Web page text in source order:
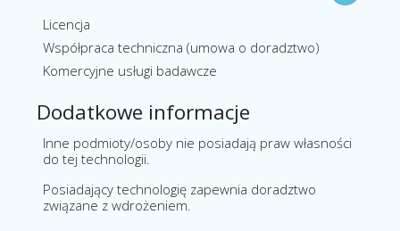
Licencja
Współpraca techniczna (umowa o doradztwo)
Komercyjne usługi badawcze
Dodatkowe informacje
Inne podmioty/osoby nie posiadają praw własności
do tej technologii.
Posiadający technologię zapewnia doradztwo
związane z wdrożeniem.